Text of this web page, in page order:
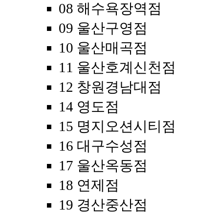
08 해수욕장역점
09 울산구영점
10 울산매곡점
11 울산호계신천점
12 창원경남대점
14 영도점
15 명지오션시티점
16 대구수성점
17 울산옥동점
18 연제점
19 경산중산점